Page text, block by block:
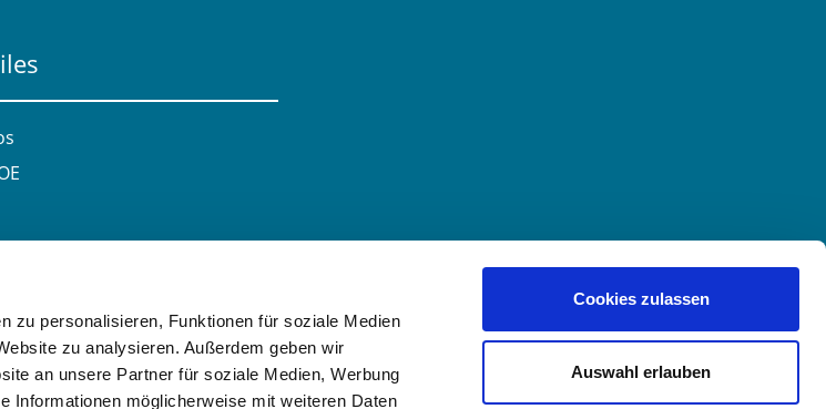
zu personalisieren, Funktionen für soziale Medien
zu analysieren. Außerdem geben wir
an unsere Partner für soziale Medien, Werbung
Informationen möglicherweise mit weiteren Daten
Cookies zulassen
Auswahl erlauben